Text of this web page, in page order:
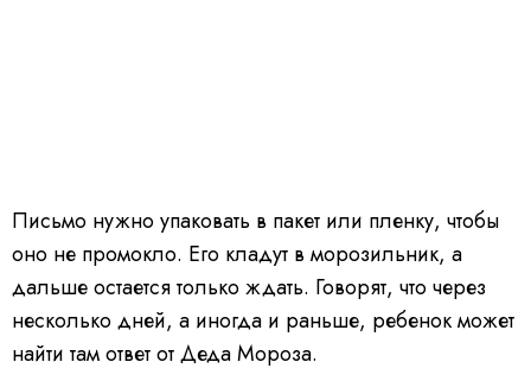
Письмо нужно упаковать в пакет или пленку, чтобы
оно не промокло. Его кладут в морозильник, а
дальше остается только ждать. Говорят, что через
несколько дней, а иногда и раньше, ребенок может
найти там ответ от Деда Мороза.